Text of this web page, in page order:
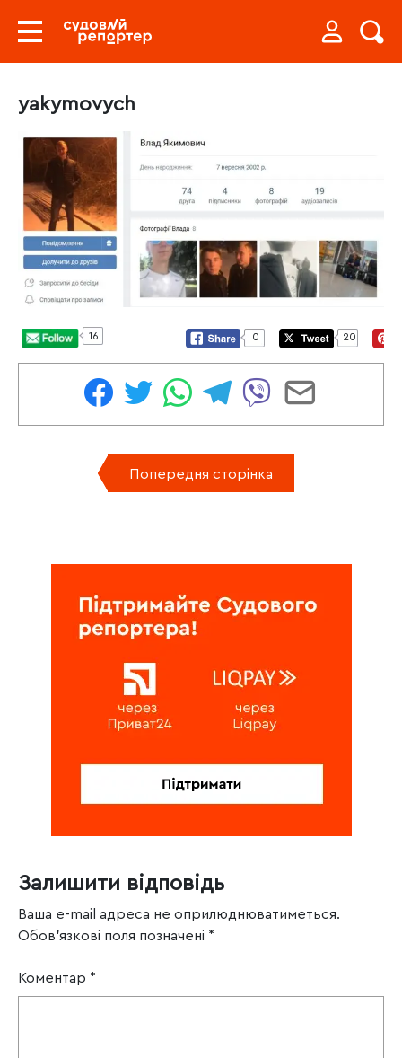
yakymovych
16 0 20
Попередня сторінка
Залишити відповідь
Ваша e-mail адреса не оприлюднюватиметься.
Обов’язкові поля позначені *
Коментар *